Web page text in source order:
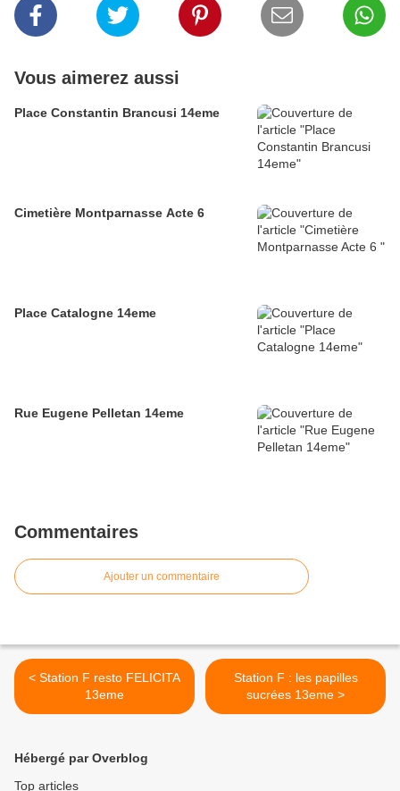
Vous aimerez aussi
Place Constantin Brancusi 14eme
Cimetière Montparnasse Acte 6
Place Catalogne 14eme
Rue Eugene Pelletan 14eme
Commentaires
Ajouter un commentaire
< Station F resto FELICITA
13eme
Station F : les papilles
sucrées 13eme >
Hébergé par Overblog
Top articles